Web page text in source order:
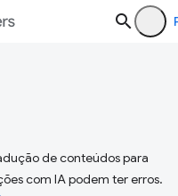
de conteúdos para
com IA podem ter erros.